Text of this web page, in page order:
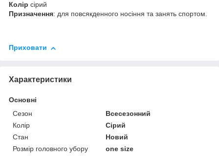
Колір сірий
Призначення: для повсякденного носіння та занять спортом.
Приховати
Характеристики
Основні
Сезон
Всесезонний
Колір
Сірий
Стан
Новий
Розмір головного убору
one size